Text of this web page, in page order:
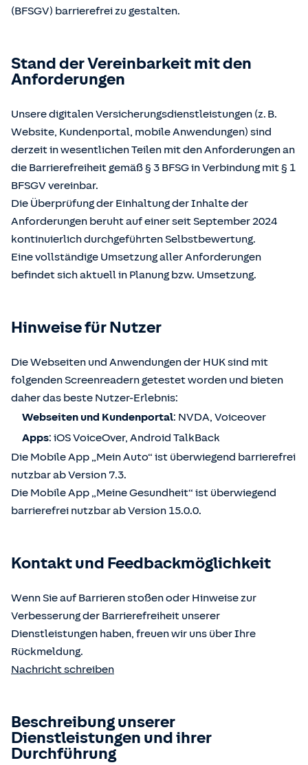
(BFSGV) barrierefrei zu gestalten.
Stand der Vereinbarkeit mit den
Anforderungen
Unsere digitalen Versicherungsdienstleistungen (z. B.
Website, Kundenportal, mobile Anwendungen) sind
derzeit in wesentlichen Teilen mit den Anforderungen an
die Barrierefreiheit gemäß § 3 BFSG in Verbindung mit § 1
BFSGV vereinbar.
Die Überprüfung der Einhaltung der Inhalte der
Anforderungen beruht auf einer seit September 2024
kontinuierlich durchgeführten Selbstbewertung.
Eine vollständige Umsetzung aller Anforderungen
befindet sich aktuell in Planung bzw. Umsetzung.
Hinweise für Nutzer
Die Webseiten und Anwendungen der HUK sind mit
folgenden Screenreadern getestet worden und bieten
daher das beste Nutzer-Erlebnis:
Webseiten und Kundenportal: NVDA, Voiceover
Apps: iOS VoiceOver, Android TalkBack
Die Mobile App „Mein Auto“ ist überwiegend barrierefrei
nutzbar ab Version 7.3.
Die Mobile App „Meine Gesundheit“ ist überwiegend
barrierefrei nutzbar ab Version 15.0.0.
Kontakt und Feedbackmöglichkeit
Wenn Sie auf Barrieren stoßen oder Hinweise zur
Verbesserung der Barrierefreiheit unserer
Dienstleistungen haben, freuen wir uns über Ihre
Rückmeldung.
Nachricht schreiben
Beschreibung unserer
Dienstleistungen und ihrer
Durchführung